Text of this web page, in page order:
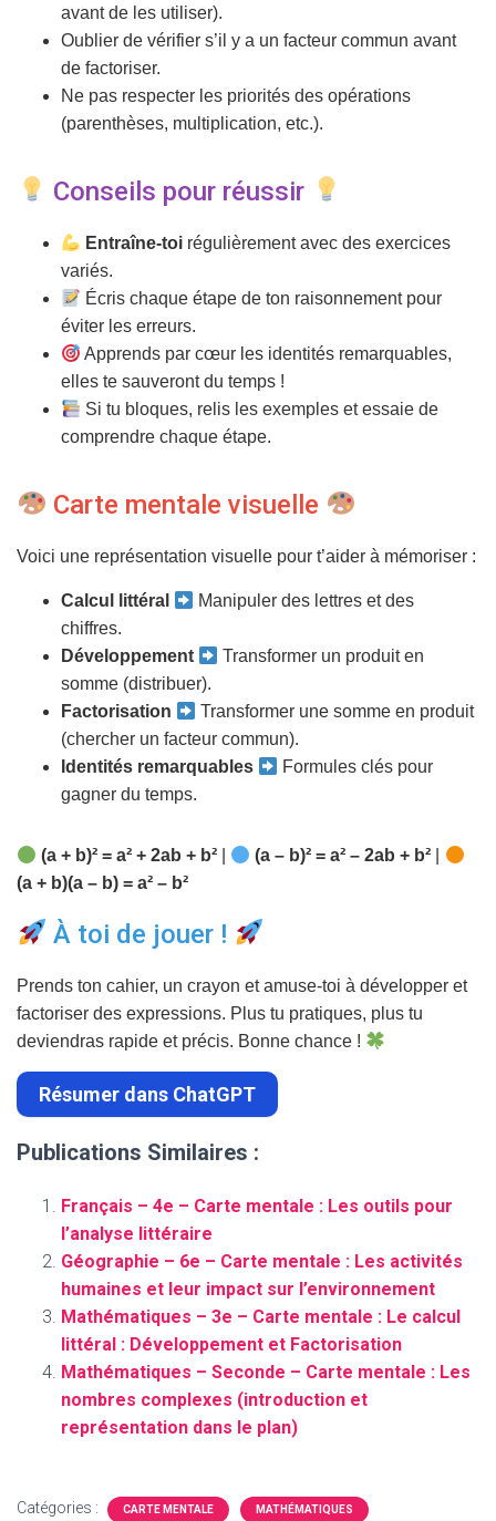
avant de les utiliser).
Oublier de vérifier s’il y a un facteur commun avant
de factoriser.
Ne pas respecter les priorités des opérations
(parenthèses, multiplication, etc.).
Conseils pour réussir
Entraîne-toi régulièrement avec des exercices
variés.
Écris chaque étape de ton raisonnement pour
éviter les erreurs.
Apprends par cœur les identités remarquables,
elles te sauveront du temps !
Si tu bloques, relis les exemples et essaie de
comprendre chaque étape.
Carte mentale visuelle
Voici une représentation visuelle pour t’aider à mémoriser :
Calcul littéral
Manipuler des lettres et des
chiffres.
Développement
Transformer un produit en
somme (distribuer).
Factorisation
Transformer une somme en produit
(chercher un facteur commun).
Identités remarquables
Formules clés pour
gagner du temps.
(a + b)² = a² + 2ab + b² (a – b)² = a² – 2ab + b²
(a + b)(a – b) = a² – b²
À toi de jouer !
Prends ton cahier, un crayon et amuse-toi à développer et
factoriser des expressions. Plus tu pratiques, plus tu
deviendras rapide et précis. Bonne chance !
Résumer dans ChatGPT
Publications Similaires :
Français – 4e – Carte mentale : Les outils pour
l’analyse littéraire
Géographie – 6e – Carte mentale : Les activités
humaines et leur impact sur l’environnement
Mathématiques – 3e – Carte mentale : Le calcul
littéral : Développement et Factorisation
Mathématiques – Seconde – Carte mentale : Les
nombres complexes (introduction et
représentation dans le plan)
Catégories : CARTE MENTALE MATHÉMATIQUES